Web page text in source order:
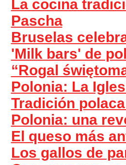
La cocina
Pascha
Bruselas
'Milk bars' de
“Rogal
Polonia: La
Tradición
Polonia: una
El queso más
Los gallos de